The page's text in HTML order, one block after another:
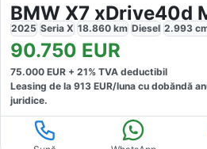
BMW X7 xDrive40d
2025 Seria X 18.860 km Diesel 2.993
90.750 EUR
75.000 EUR + 21% TVA deductibil
Leasing de la 913 EUR/luna cu dobăndă
juridice.